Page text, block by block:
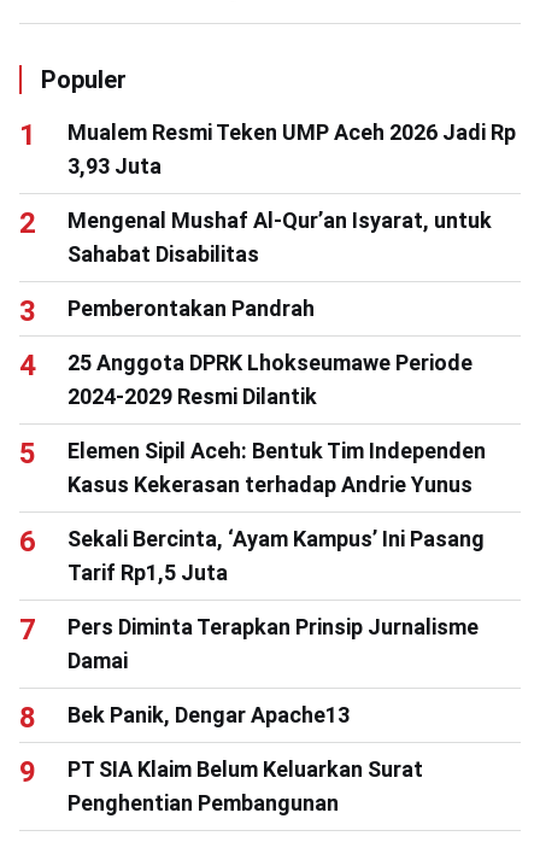
Populer
Mualem Resmi Teken UMP Aceh 2026 Jadi Rp
3,93 Juta
Mengenal Mushaf Al-Qur’an Isyarat, untuk
Sahabat Disabilitas
Pemberontakan Pandrah
25 Anggota DPRK Lhokseumawe Periode
2024-2029 Resmi Dilantik
Elemen Sipil Aceh: Bentuk Tim Independen
Kasus Kekerasan terhadap Andrie Yunus
Sekali Bercinta, ‘Ayam Kampus’ Ini Pasang
Tarif Rp1,5 Juta
Pers Diminta Terapkan Prinsip Jurnalisme
Damai
Bek Panik, Dengar Apache13
PT SIA Klaim Belum Keluarkan Surat
Penghentian Pembangunan